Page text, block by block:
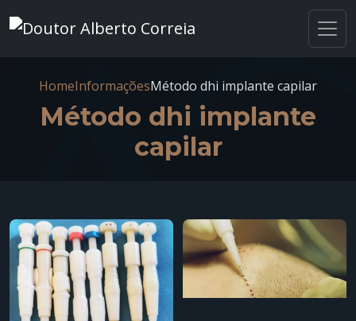
HomeInformaçõesMétodo dhi implante capilar
Método dhi implante
capilar